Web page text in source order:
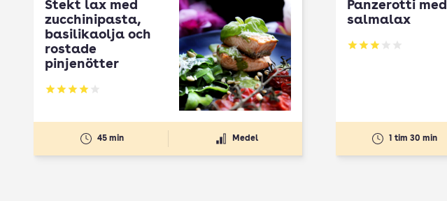
Stekt lax med
zucchinipasta,
basilikaolja och
rostade
pinjenötter
Betyg: 4 av 5
45 min Medel
Panzerotti med
salmalax
Betyg: 3 av 5
1 tim 30 min